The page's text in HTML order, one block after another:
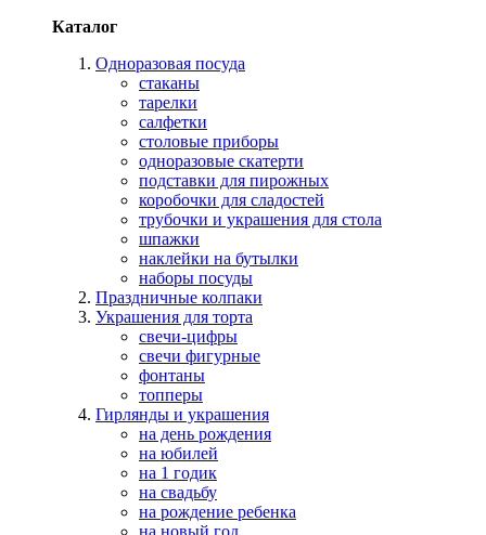
Каталог
Одноразовая посуда
стаканы
тарелки
салфетки
столовые приборы
одноразовые скатерти
подставки для пирожных
коробочки для сладостей
трубочки и украшения для стола
шпажки
наклейки на бутылки
наборы посуды
Праздничные колпаки
Украшения для торта
свечи-цифры
свечи фигурные
фонтаны
топперы
Гирлянды и украшения
на день рождения
на юбилей
на 1 годик
на свадьбу
на рождение ребенка
на новый год